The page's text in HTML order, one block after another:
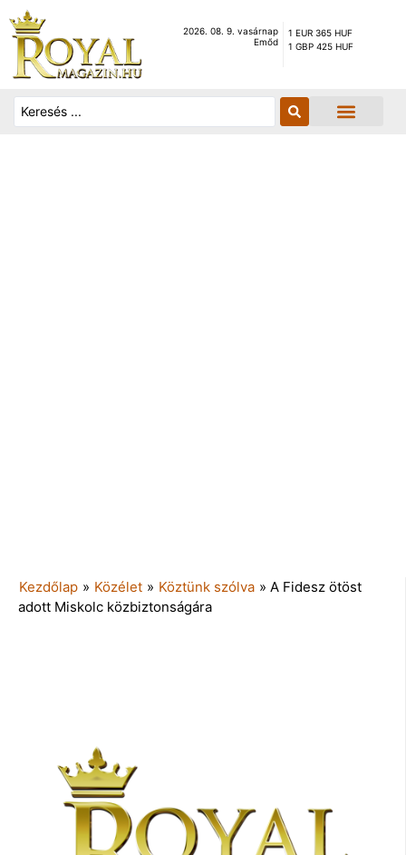
2026. 08. 9. vasárnap
Emőd
1 EUR 365 HUF
1 GBP 425 HUF
Kezdőlap » Közélet » Köztünk szólva » A Fidesz ötöst
adott Miskolc közbiztonságára